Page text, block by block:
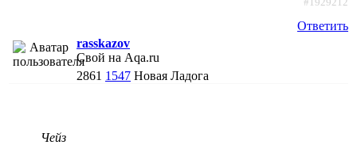
#1929212
Ответить
rasskazov
Свой на Aqa.ru
2861 1547 Новая Ладога
Чейз